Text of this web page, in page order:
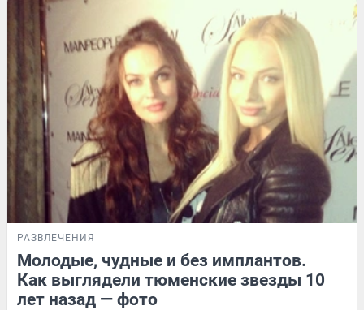
РАЗВЛЕЧЕНИЯ
Молодые, чудные и без имплантов.
Как выглядели тюменские звезды 10
лет назад — фото